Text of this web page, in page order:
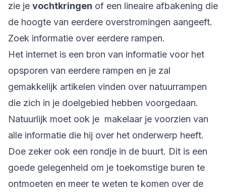
zie je vochtkringen of een lineaire afbakening die
de hoogte van eerdere overstromingen aangeeft.
Zoek informatie over eerdere rampen.
Het internet is een bron van informatie voor het
opsporen van eerdere rampen en je zal
gemakkelijk artikelen vinden over natuurrampen
die zich in je doelgebied hebben voorgedaan.
Natuurlijk moet ook je makelaar je voorzien van
alle informatie die hij over het onderwerp heeft.
Doe zeker ook een rondje in de buurt. Dit is een
goede gelegenheid om je toekomstige buren te
ontmoeten en meer te weten te komen over de